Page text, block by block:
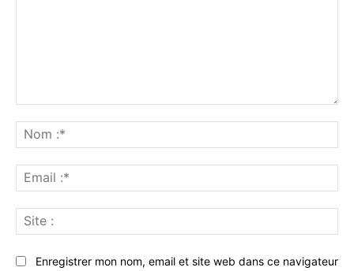
:*
:*
:
Enregistrer mon nom, email et site web dans ce navigateur